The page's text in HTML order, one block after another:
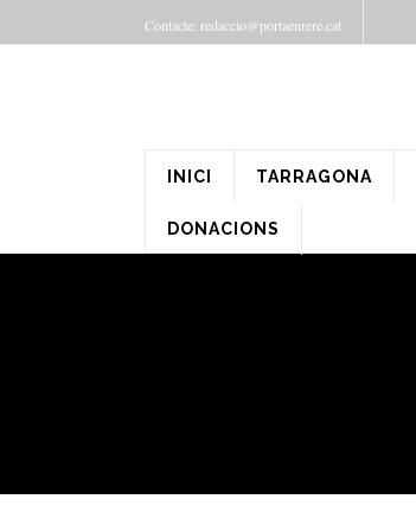
Contacte: redaccio@portaenrere.cat
INICI TARRAGONA
DONACIONS